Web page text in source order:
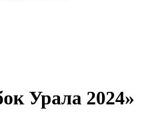
Урала 2024»